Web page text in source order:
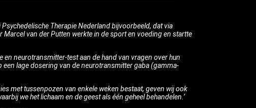
Therapie Nederland bijvoorbeeld, dat via
van der Putten werkte in de sport en voeding en startte
neurotransmitter-test aan de hand van vragen over hun
lage dosering van de neurotransmitter gaba (gamma-
met tussenpozen van enkele weken bestaat, geven wij ook
we het lichaam en de geest als één geheel behandelen.’